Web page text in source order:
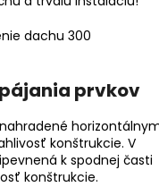
prvkov
konštrukcie. V
k spodnej časti
konštrukcie.